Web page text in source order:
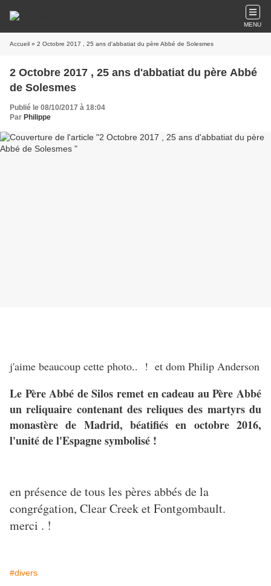
MENU
Accueil » 2 Octobre 2017 , 25 ans d'abbatiat du père Abbé de Solesmes
2 Octobre 2017 , 25 ans d'abbatiat du père Abbé
de Solesmes
Publié le 08/10/2017 à 18:04
Par Philippe
j'aime beaucoup cette photo.. ! et dom Philip Anderson
Le Père Abbé de Silos remet en cadeau au Père Abbé
un reliquaire contenant des reliques des martyrs du
monastère de Madrid, béatifiés en octobre 2016,
l'unité de l'Espagne symbolisé !
en présence de tous les pères abbés de la
congrégation, Clear Creek et Fontgombault.
merci . !
#divers